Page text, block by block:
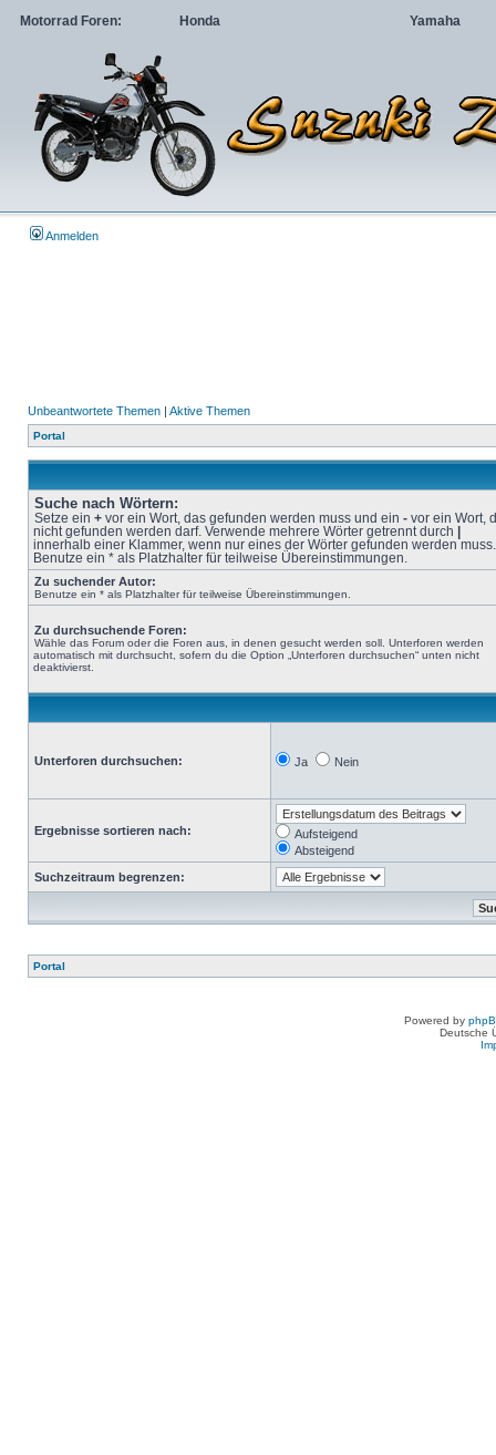
Motorrad Foren: Honda Yamaha
Anmelden
Unbeantwortete Themen | Aktive Themen
Portal
Suche nach Wörtern:
Setze ein + vor ein Wort, das gefunden werden muss und ein - vor ein Wort,
nicht gefunden werden darf. Verwende mehrere Wörter getrennt durch
innerhalb einer Klammer, wenn nur eines der Wörter gefunden werden muss.
Benutze ein * als Platzhalter für teilweise Übereinstimmungen.
Zu suchender Autor:
Benutze ein * als Platzhalter für teilweise Übereinstimmungen.
Zu durchsuchende Foren:
Wähle das Forum oder die Foren aus, in denen gesucht werden soll. Unterforen werden
automatisch mit durchsucht, sofern du die Option „Unterforen durchsuchen“ unten nicht
deaktivierst.
Unterforen durchsuchen: Ja Nein
Ergebnisse sortieren nach:
Aufsteigend
Absteigend
Suchzeitraum begrenzen:
Portal
Powered by
Deutsche